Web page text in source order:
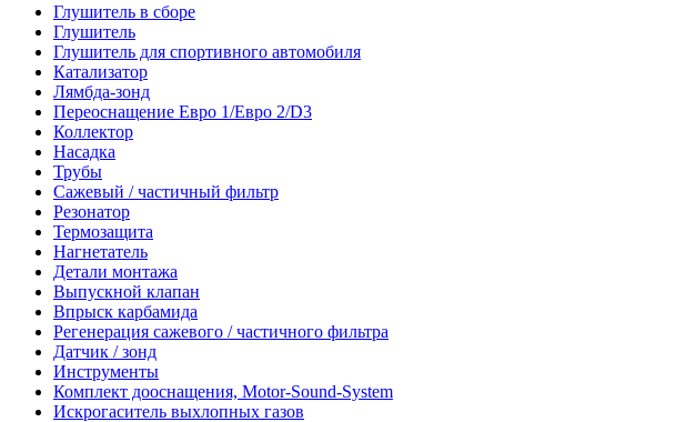
Глушитель в сборе
Глушитель
Глушитель для спортивного автомобиля
Катализатор
Лямбда-зонд
Переоснащение Евро 1/Евро 2/D3
Коллектор
Насадка
Трубы
Сажевый / частичный фильтр
Резонатор
Термозащита
Нагнетатель
Детали монтажа
Выпускной клапан
Впрыск карбамида
Регенерация сажевого / частичного фильтра
Датчик / зонд
Инструменты
Комплект дооснащения, Motor-Sound-System
Искрогаситель выхлопных газов